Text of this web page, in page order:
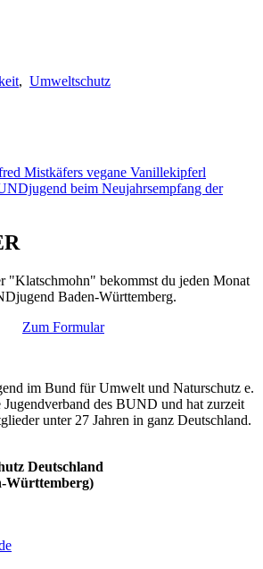
, Umweltschutz
Mistkäfers vegane Vanillekipferl
beim Neujahrsempfang der
"Klatschmohn" bekommst du jeden Monat
Baden-Württemberg.
Zum Formular
im Bund für Umwelt und Naturschutz e.
Jugendverband des BUND und hat zurzeit
unter 27 Jahren in ganz Deutschland.
Deutschland
Württemberg)